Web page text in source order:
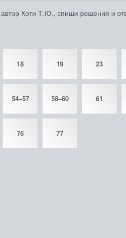
Коти Т.Ю., спиши решения и
18 19 23
54–57 58–60 61
76 77